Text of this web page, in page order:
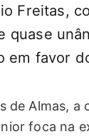
Freitas,
quase
em favor
de Almas, a
foca na